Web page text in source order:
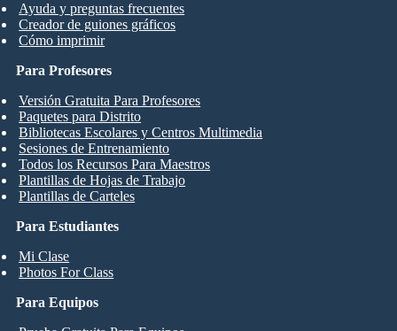
Ayuda y preguntas frecuentes
Creador de guiones gráficos
Cómo imprimir
Para Estudiantes
Mi Clase
Photos For Class
Para Profesores
Versión Gratuita Para Profesores
Paquetes para Distrito
Bibliotecas Escolares y Centros Multimedia
Sesiones de Entrenamiento
Todos los Recursos Para Maestros
Plantillas de Hojas de Trabajo
Plantillas de Carteles
Para Equipos